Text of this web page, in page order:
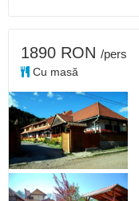
1890 RON /pers
Cu masă